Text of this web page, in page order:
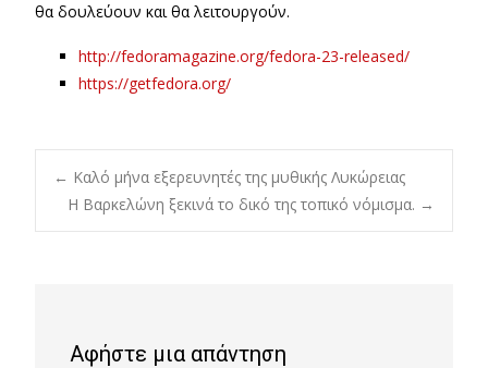
θα δουλεύουν και θα λειτουργούν.
http://fedoramagazine.org/fedora-23-released/
https://getfedora.org/
Post
← Καλό μήνα εξερευνητές της μυθικής Λυκώρειας
Η Βαρκελώνη ξεκινά το δικό της τοπικό νόμισμα. →
Αφήστε μια απάντηση